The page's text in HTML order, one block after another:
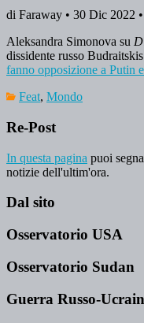
di Faraway • 30 Dic 2022 •
Aleksandra Simonova su
dissidente russo
fanno opposizione a Putin
Feat, Mondo
Re-Post
In questa pagina puoi
notizie dell'ultim'ora.
Dal sito
Osservatorio USA
Osservatorio Sudan
Guerra Russo-